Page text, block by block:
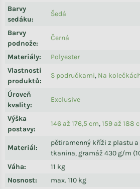
Barvy
sedáku:
Šedá
Barvy
podnože:
Černá
Materiály:
Polyester
Vlastnosti
produktů:
S područkami, Na
Úroveň
kvality:
Exclusive
Výška
postavy:
146 až 176,5 cm,159 až 188
Materiál:
pětiramenný kříži z plastu
tkanina, gramáž 430 g/m
Váha:
11 kg
Nosnost:
max. 110 kg